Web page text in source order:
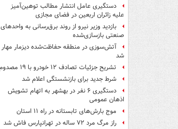
دستگیری عامل انتشار مطالب توهین‌آمیز
علیه زائران اربعین در فضای مجازی
بازدید وزیر نیرو از روند برق‌رسانی به واحدهای
صنعتی بازسازی‌شده
آتش‌سوزی در منطقه حفاظت‌شده دیزمار مهار
شد
تشریح جزئیات تصادف ۱۲ خودرو با ۱۹ مصدوم
شرط جدید برای بازنشستگی اعلام شد
دستگیری ۶ نفر در بهشهر به اتهام تشویش
اذهان عمومی
موج بارش‌های تابستانه در راه ۱۱ استان
راز مرگ مرد ۷۲ ساله در تهرانپارس فاش شد